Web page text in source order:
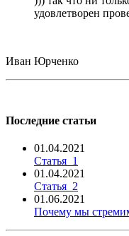
удовлетворен
Иван Юрченко
Последние статьи
01.04.2021
Статья_1
01.04.2021
Статья_2
01.06.2021
Почему мы